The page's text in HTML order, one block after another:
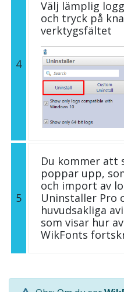
4
Välj lämplig
och tryck på
verktygsfältet
5
Du kommer att
poppar upp,
och import av
Uninstaller Pro
huvudsakliga
som visar hur
WikFonts